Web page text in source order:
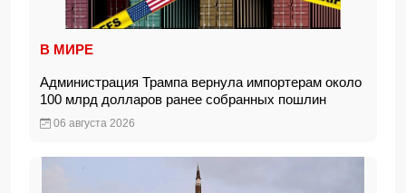
В МИРЕ
Администрация Трампа вернула импортерам около
100 млрд долларов ранее собранных пошлин
06 августа 2026